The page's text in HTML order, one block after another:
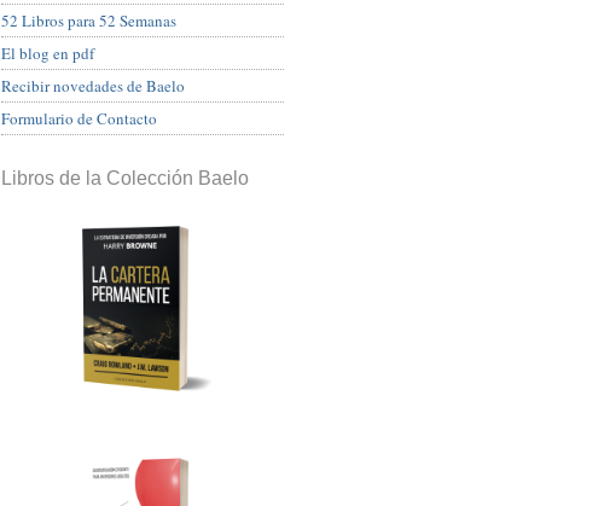
52 Libros para 52 Semanas
El blog en pdf
Recibir novedades de Baelo
Formulario de Contacto
Libros de la Colección Baelo